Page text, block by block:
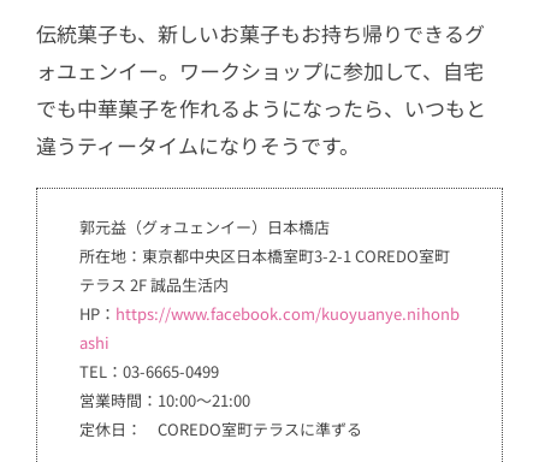
伝統菓子も、新しいお菓子もお持ち帰りできるグ
ォユェンイー。ワークショップに参加して、自宅
でも中華菓子を作れるようになったら、いつもと
違うティータイムになりそうです。
郭元益（グォユェンイー）日本橋店
所在地：東京都中央区日本橋室町3-2-1 COREDO室町
テラス 2F 誠品生活内
HP： https://www.facebook.com/kuoyuanye.nihonb
ashi
TEL：03-6665-0499
営業時間：10:00〜21:00
定休日： COREDO室町テラスに準ずる